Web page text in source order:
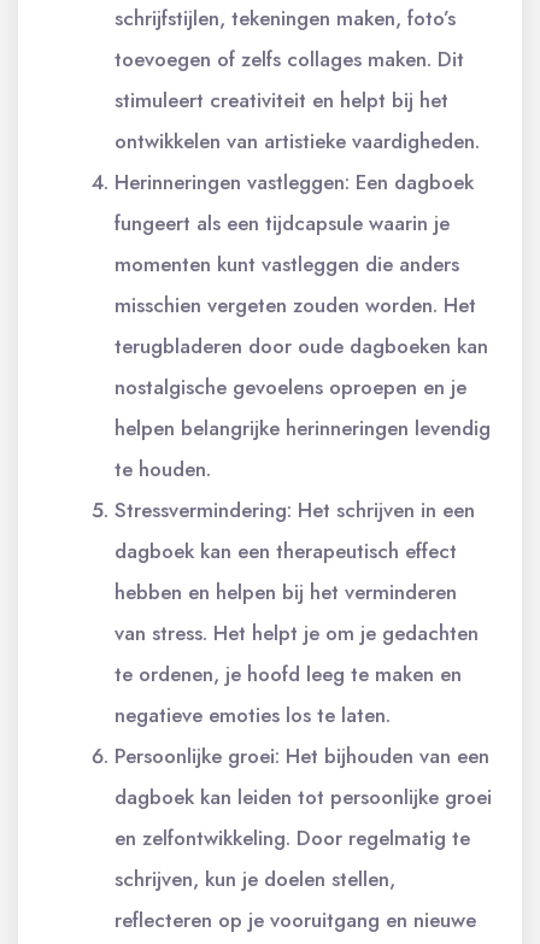
schrijfstijlen, tekeningen maken, foto’s
toevoegen of zelfs collages maken. Dit
stimuleert creativiteit en helpt bij het
ontwikkelen van artistieke vaardigheden.
Herinneringen vastleggen: Een dagboek
fungeert als een tijdcapsule waarin je
momenten kunt vastleggen die anders
misschien vergeten zouden worden. Het
terugbladeren door oude dagboeken kan
nostalgische gevoelens oproepen en je
helpen belangrijke herinneringen levendig
te houden.
Stressvermindering: Het schrijven in een
dagboek kan een therapeutisch effect
hebben en helpen bij het verminderen
van stress. Het helpt je om je gedachten
te ordenen, je hoofd leeg te maken en
negatieve emoties los te laten.
Persoonlijke groei: Het bijhouden van een
dagboek kan leiden tot persoonlijke groei
en zelfontwikkeling. Door regelmatig te
schrijven, kun je doelen stellen,
reflecteren op je vooruitgang en nieuwe